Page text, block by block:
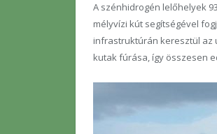
A szénhidrogén lelőhelyek
mélyvízi kút segítségével
infrastruktúrán keresztül az
kutak fúrása, így összesen